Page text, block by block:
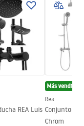
6mm
de ducha o en el
REA Luis
Más vendido
Rea
Conjunto de
Chrom